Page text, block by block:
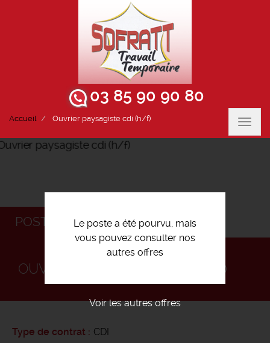
03 85 90 90 80
Accueil Ouvrier paysagiste cdi (h/f)
Le poste a été pourvu, mais
vous pouvez consulter nos
autres offres
Voir les autres offres
POSTULEZ
OUVRIER PAYSAGISTE CDI (H/F)
Type de contrat
CDI